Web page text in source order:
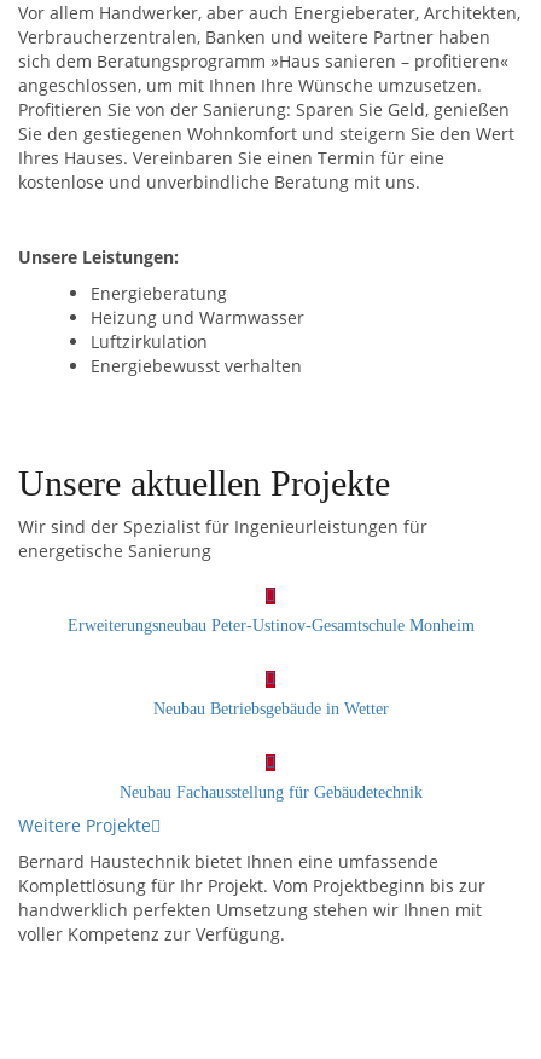
Vor allem Handwerker, aber auch Energieberater, Architekten,
Verbraucherzentralen, Banken und weitere Partner haben
sich dem Beratungsprogramm »Haus sanieren – profitieren«
angeschlossen, um mit Ihnen Ihre Wünsche umzusetzen.
Profitieren Sie von der Sanierung: Sparen Sie Geld, genießen
Sie den gestiegenen Wohnkomfort und steigern Sie den Wert
Ihres Hauses. Vereinbaren Sie einen Termin für eine
kostenlose und unverbindliche Beratung mit uns.
Unsere Leistungen:
Energieberatung
Heizung und Warmwasser
Luftzirkulation
Energiebewusst verhalten
Unsere aktuellen Projekte
Wir sind der Spezialist für Ingenieurleistungen für
energetische Sanierung
Erweiterungsneubau Peter-Ustinov-Gesamtschule Monheim
Neubau Betriebsgebäude in Wetter
Neubau Fachausstellung für Gebäudetechnik
Weitere Projekte
Bernard Haustechnik bietet Ihnen eine umfassende
Komplettlösung für Ihr Projekt. Vom Projektbeginn bis zur
handwerklich perfekten Umsetzung stehen wir Ihnen mit
voller Kompetenz zur Verfügung.